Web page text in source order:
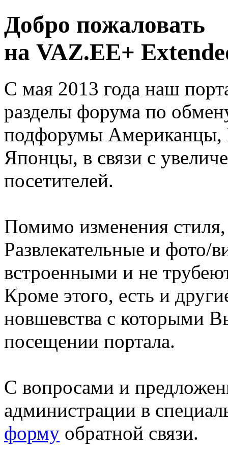
Добро пожаловать
на VAZ.EE+
С мая 2013 года наш
разделы форума по
подфорумы
Японцы, в связи с
посетителей.
Помимо изменения
Развлекательные и фото/
встроенными и не
Кроме этого, есть и
новшевства с которыми
посещении портала.
С вопросами и
администрации в
форму обратной связи.